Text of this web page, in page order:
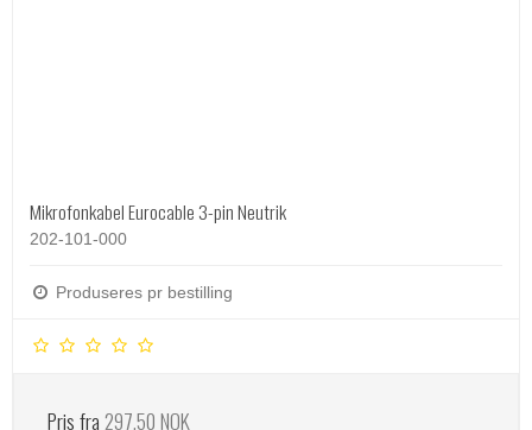
Mikrofonkabel Eurocable 3-pin Neutrik
202-101-000
Produseres pr bestilling
Pris fra297,50 NOK